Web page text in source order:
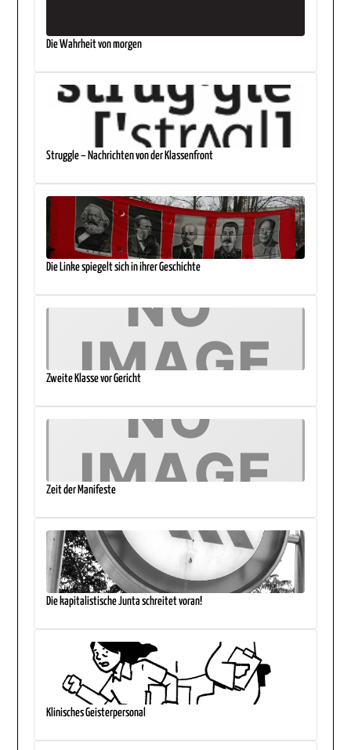
Die Wahrheit von morgen
Struggle – Nachrichten von der Klassenfront
Die Linke spiegelt sich in ihrer Geschichte
Zweite Klasse vor Gericht
Zeit der Manifeste
Die kapitalistische Junta schreitet voran!
Klinisches Geisterpersonal